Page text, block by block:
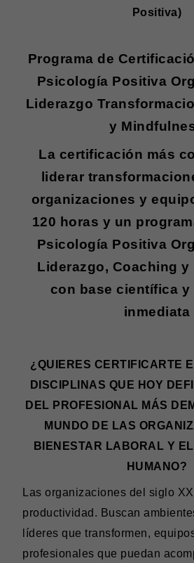
Positiva)
Programa de
Psicología Positiva
Liderazgo
y
La certificación más
liderar
organizaciones y
120 horas y un
Psicología Positiva
Liderazgo, Coaching y
con base científica y
inmediata
¿QUIERES CERTIFICARTE
DISCIPLINAS QUE HOY
DEL PROFESIONAL MÁS
MUNDO DE LAS
BIENESTAR LABORAL Y
HUMANO?
Las organizaciones del siglo
productividad. Buscan
líderes que transformen,
profesionales que puedan